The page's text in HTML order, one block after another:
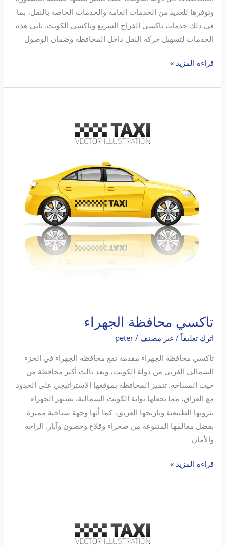
وتوفرها للعديد من الخدمات العامة والخدمات الخاصة بالنقل، بما
في ذلك خدمات تاكسي الفراج السريع وتاكسي الكويت. تأتي هذه
الخدمات لتسهيل حركة النقل داخل المحافظة وضمان الوصول
قراءة المزيد »
تاكسي محافظة الجهراء
اترك تعليقاً/غير مصنف /
peter
تاكسي محافظة الجهراء مقدمة تقع محافظة الجهراء في الجزء
الشمالي الغربي من دولة الكويت، وتعد ثالث أكبر محافظة من
حيث المساحة. تتميز المحافظة بموقعها الاستراتيجي على الحدود
مع العراق، مما يجعلها بوابة الكويت الشمالية. تشتهر الجهراء
بثروتها الطبيعية وتاريخها العريق، كما أنها وجهة سياحية مميزة
بفضل معالمها المتنوعة من صحراء وقلاع وحصون وآبار. الراحة
والأمان
قراءة المزيد »